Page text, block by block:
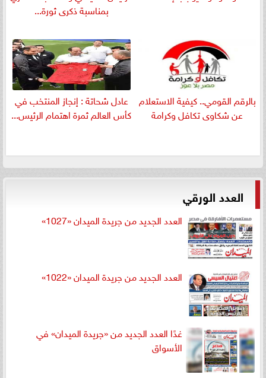
بمناسبة ذكرى ثورة...
بالرقم القومي.. كيفية الاستعلام
عن شكاوى تكافل وكرامة
عادل شحاتة : إنجاز المنتخب في
كأس العالم ثمرة اهتمام الرئيس...
العدد الورقي
العدد الجديد من جريدة الميدان «1027»
العدد الجديد من جريدة الميدان «1022»
غدًا العدد الجديد من «جريدة الميدان» في
الأسواق